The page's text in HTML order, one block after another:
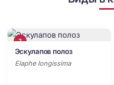
2
Эскулапов полоз
Elaphe longissima